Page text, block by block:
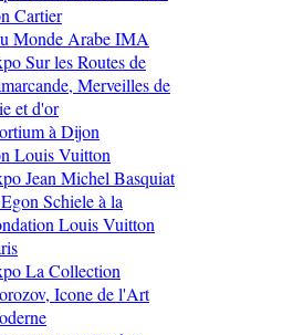
Cartier
Monde Arabe IMA
Sur les Routes de
Merveilles de
et d'or
à Dijon
Louis Vuitton
Jean Michel Basquiat
Schiele à la
Louis Vuitton
La Collection
Icone de l'Art